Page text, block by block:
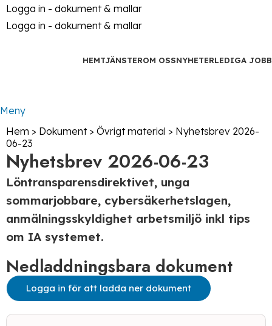
Logga in - dokument & mallar
Logga in - dokument & mallar
HEMTJÄNSTEROM OSSNYHETERLEDIGA JOBB
Meny
Hem > Dokument> Övrigt material > Nyhetsbrev 2026-
06-23
Nyhetsbrev 2026-06-23
Löntransparensdirektivet, unga
sommarjobbare, cybersäkerhetslagen,
anmälningsskyldighet arbetsmiljö inkl tips
om IA systemet.
Nedladdningsbara dokument
Logga in för att ladda ner dokument